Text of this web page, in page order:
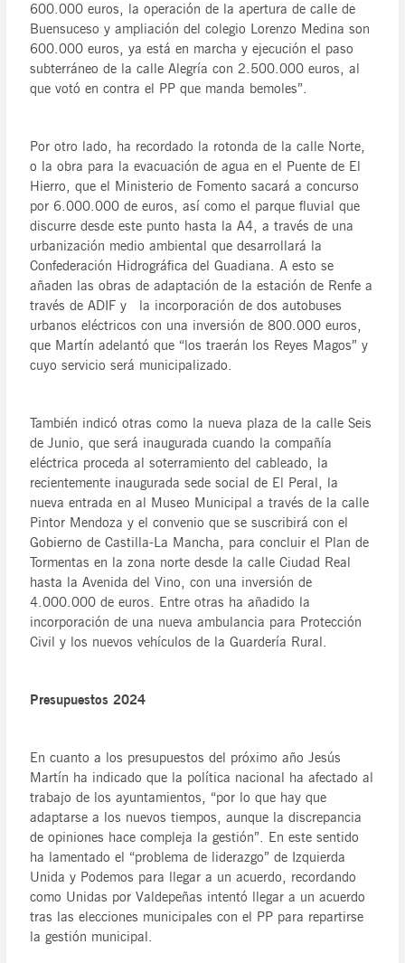
600.000 euros, la operación de la apertura de calle de
Buensuceso y ampliación del colegio Lorenzo Medina son
600.000 euros, ya está en marcha y ejecución el paso
subterráneo de la calle Alegría con 2.500.000 euros, al
que votó en contra el PP que manda bemoles”.
Por otro lado, ha recordado la rotonda de la calle Norte,
o la obra para la evacuación de agua en el Puente de El
Hierro, que el Ministerio de Fomento sacará a concurso
por 6.000.000 de euros, así como el parque fluvial que
discurre desde este punto hasta la A4, a través de una
urbanización medio ambiental que desarrollará la
Confederación Hidrográfica del Guadiana. A esto se
añaden las obras de adaptación de la estación de Renfe a
través de ADIF y la incorporación de dos autobuses
urbanos eléctricos con una inversión de 800.000 euros,
que Martín adelantó que “los traerán los Reyes Magos” y
cuyo servicio será municipalizado.
También indicó otras como la nueva plaza de la calle Seis
de Junio, que será inaugurada cuando la compañía
eléctrica proceda al soterramiento del cableado, la
recientemente inaugurada sede social de El Peral, la
nueva entrada en al Museo Municipal a través de la calle
Pintor Mendoza y el convenio que se suscribirá con el
Gobierno de Castilla-La Mancha, para concluir el Plan de
Tormentas en la zona norte desde la calle Ciudad Real
hasta la Avenida del Vino, con una inversión de
4.000.000 de euros. Entre otras ha añadido la
incorporación de una nueva ambulancia para Protección
Civil y los nuevos vehículos de la Guardería Rural.
Presupuestos 2024
En cuanto a los presupuestos del próximo año Jesús
Martín ha indicado que la política nacional ha afectado al
trabajo de los ayuntamientos, “por lo que hay que
adaptarse a los nuevos tiempos, aunque la discrepancia
de opiniones hace compleja la gestión”. En este sentido
ha lamentado el “problema de liderazgo” de Izquierda
Unida y Podemos para llegar a un acuerdo, recordando
como Unidas por Valdepeñas intentó llegar a un acuerdo
tras las elecciones municipales con el PP para repartirse
la gestión municipal.